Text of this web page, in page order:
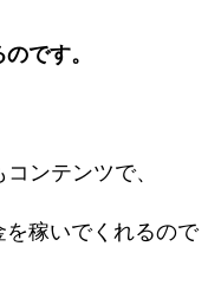
です。
ンテンツで、
稼いでくれるので